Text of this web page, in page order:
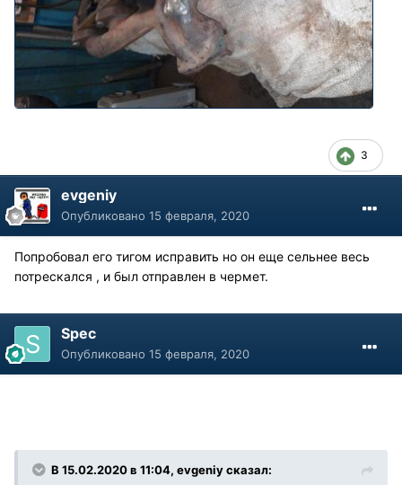
3
evgeniy
Опубликовано 15 февраля, 2020
Попробовал его тигом исправить но он еще сельнее весь
потрескался , и был отправлен в чермет.
Spec
Опубликовано 15 февраля, 2020
В 15.02.2020 в 11:04, evgeniy сказал: